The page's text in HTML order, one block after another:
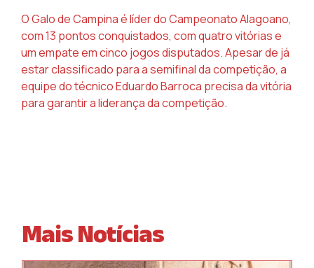
O Galo de Campina é líder do Campeonato Alagoano,
com 13 pontos conquistados, com quatro vitórias e
um empate em cinco jogos disputados. Apesar de já
estar classificado para a semifinal da competição, a
equipe do técnico Eduardo Barroca precisa da vitória
para garantir a liderança da competição.
Mais Notícias